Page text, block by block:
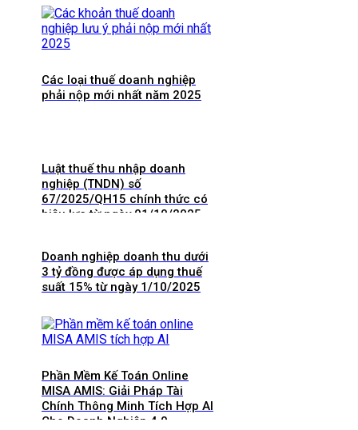
Các loại thuế doanh nghiệp
phải nộp mới nhất năm 2025
Luật thuế thu nhập doanh
nghiệp (TNDN) số
67/2025/QH15 chính thức có
hiệu lực từ ngày 01/10/2025
Doanh nghiệp doanh thu dưới
3 tỷ đồng được áp dụng thuế
suất 15% từ ngày 1/10/2025
Phần Mềm Kế Toán Online
MISA AMIS: Giải Pháp Tài
Chính Thông Minh Tích Hợp AI
Cho Doanh Nghiệp 4.0